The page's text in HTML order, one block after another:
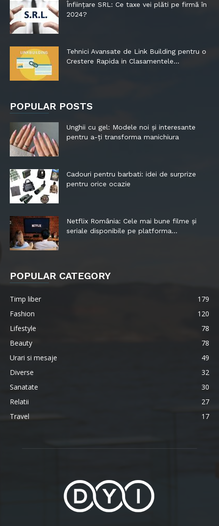
Înființare SRL: Ce taxe vei plăti pe firmă în
2024?
Tehnici Avansate de Link Building pentru o
Crestere Rapida in Clasamentele...
POPULAR POSTS
Unghii cu gel: Modele noi și interesante
pentru a-ți transforma manichiura
Cadouri pentru barbati: idei de surprize
pentru orice ocazie
Netflix România: Cele mai bune filme și
seriale disponibile pe platforma...
POPULAR CATEGORY
Timp liber
179
Fashion
120
Lifestyle
78
Beauty
78
Urari si mesaje
49
Diverse
32
Sanatate
30
Relatii
27
Travel
17